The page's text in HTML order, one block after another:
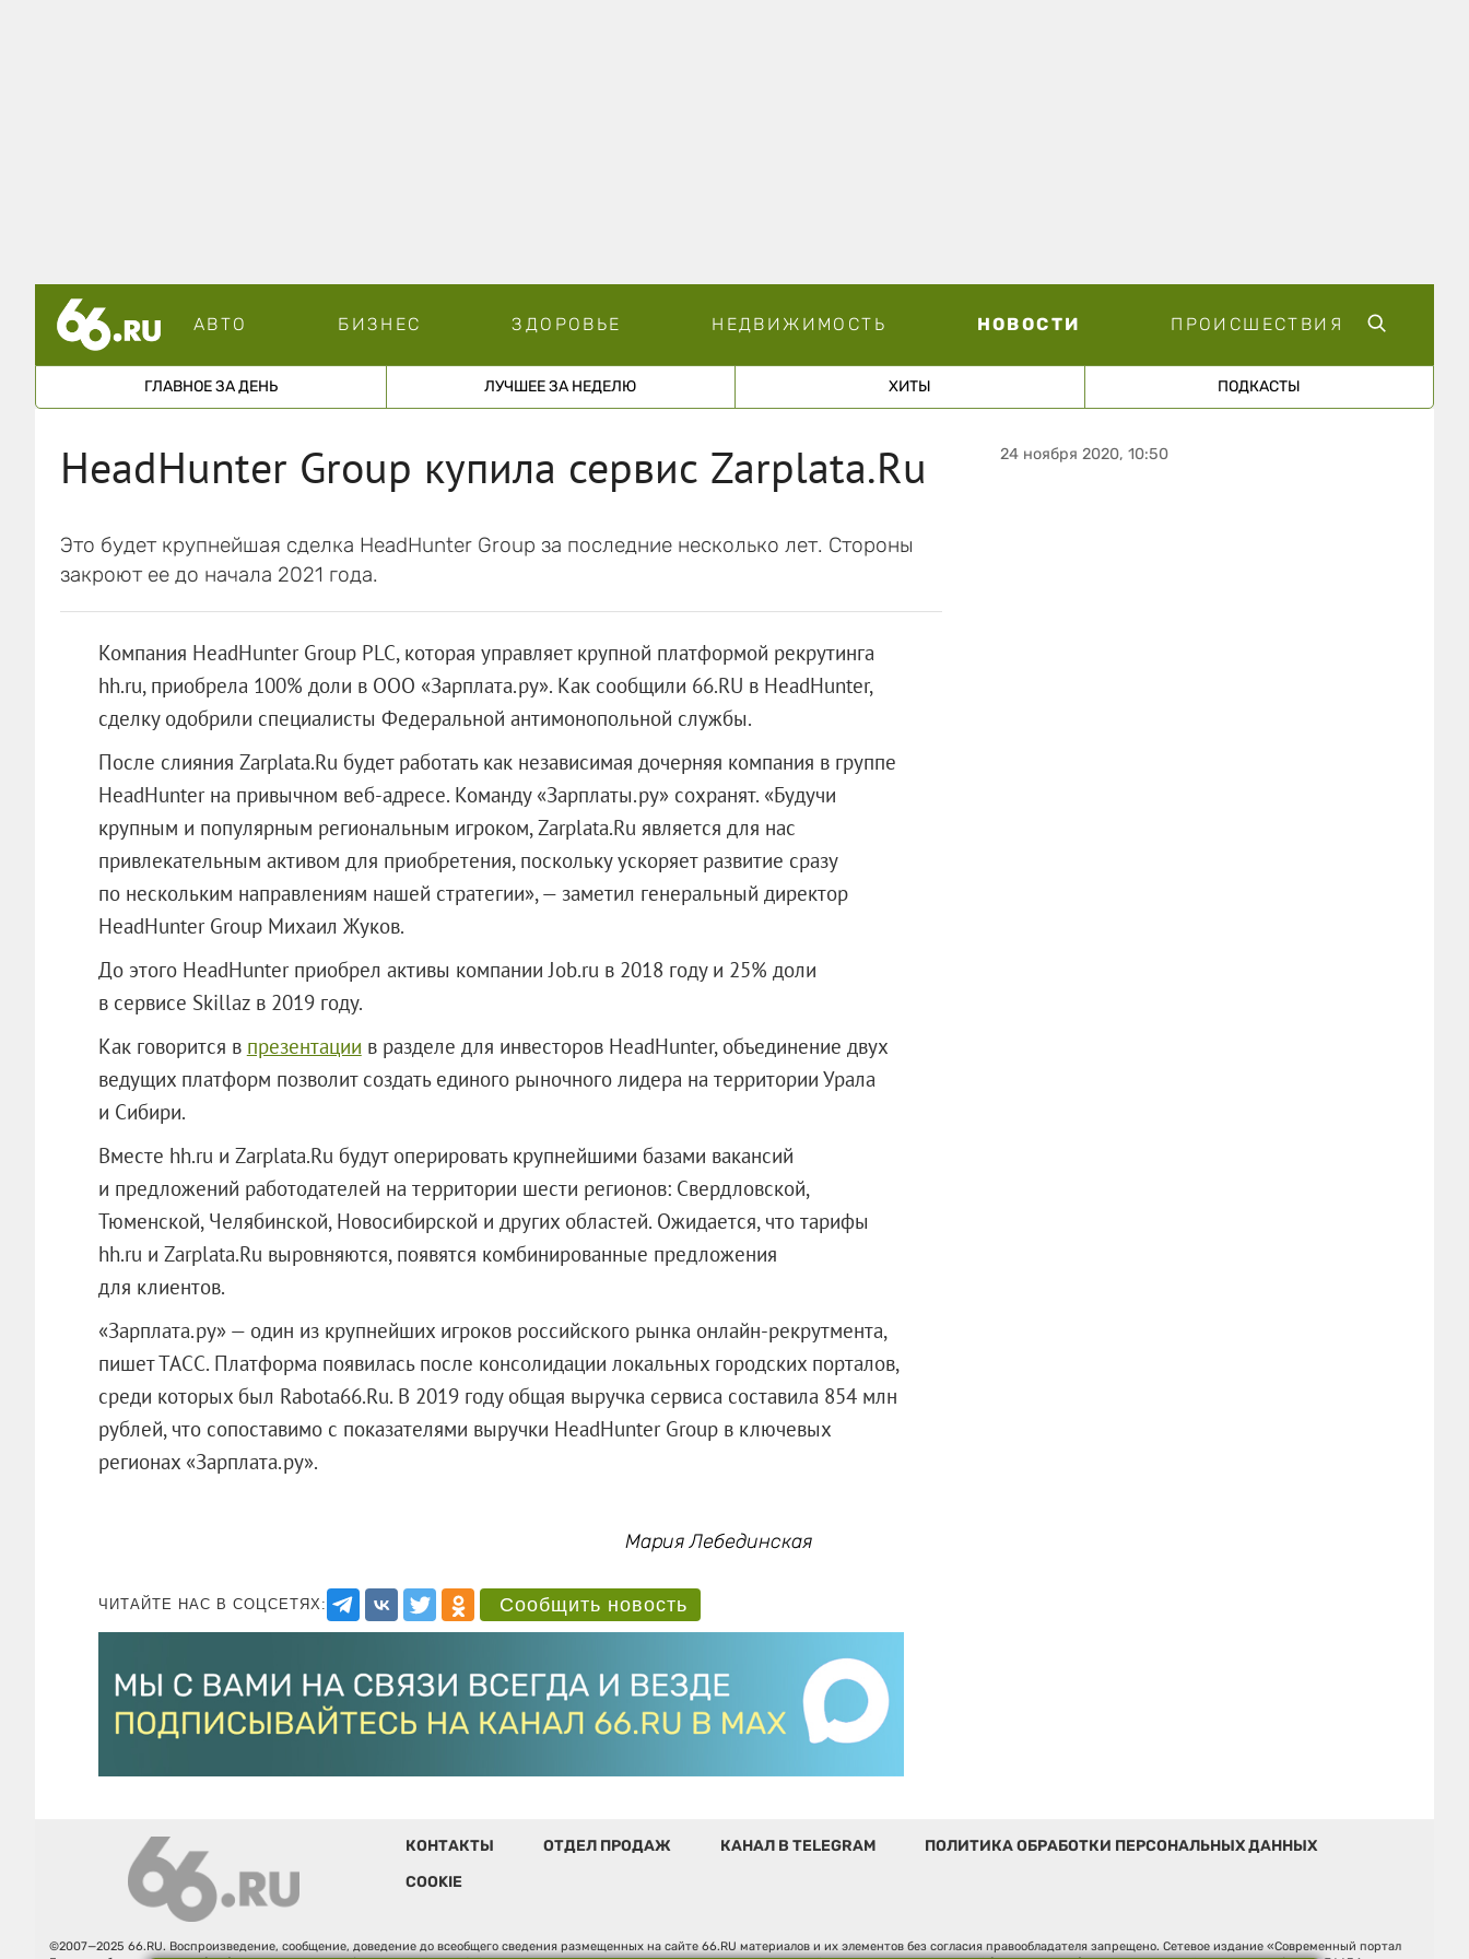
АВТО БИЗНЕС ЗДОРОВЬЕ НЕДВИЖИМОСТЬ НОВОСТИ ПРОИСШЕСТВИЯ
ГЛАВНОЕ ЗА ДЕНЬ ЛУЧШЕЕ ЗА НЕДЕЛЮ ХИТЫ ПОДКАСТЫ
HeadHunter Group купила сервис Zarplata.Ru
Это будет крупнейшая сделка HeadHunter Group за последние несколько лет. Стороны
закроют ее до начала 2021 года.
Компания HeadHunter Group PLC, которая управляет крупной платформой рекрутинга
hh.ru, приобрела 100% доли в ООО «Зарплата.ру». Как сообщили 66.RU в HeadHunter,
сделку одобрили специалисты Федеральной антимонопольной службы.
После слияния Zarplata.Ru будет работать как независимая дочерняя компания в группе
HeadHunter на привычном веб-адресе. Команду «Зарплаты.ру» сохранят. «Будучи
крупным и популярным региональным игроком, Zarplata.Ru является для нас
привлекательным активом для приобретения, поскольку ускоряет развитие сразу
по нескольким направлениям нашей стратегии», — заметил генеральный директор
HeadHunter Group Михаил Жуков.
До этого HeadHunter приобрел активы компании Job.ru в 2018 году и 25% доли
в сервисе Skillaz в 2019 году.
Как говорится в презентации в разделе для инвесторов HeadHunter, объединение двух
ведущих платформ позволит создать единого рыночного лидера на территории Урала
и Сибири.
Вместе hh.ru и Zarplata.Ru будут оперировать крупнейшими базами вакансий
и предложений работодателей на территории шести регионов: Свердловской,
Тюменской, Челябинской, Новосибирской и других областей. Ожидается, что тарифы
hh.ru и Zarplata.Ru выровняются, появятся комбинированные предложения
для клиентов.
«Зарплата.ру» — один из крупнейших игроков российского рынка онлайн-рекрутмента,
пишет ТАСС. Платформа появилась после консолидации локальных городских порталов,
среди которых был Rabota66.Ru. В 2019 году общая выручка сервиса составила 854 млн
рублей, что сопоставимо с показателями выручки HeadHunter Group в ключевых
регионах «Зарплата.ру».
Мария Лебединская
ЧИТАЙТЕ НАС В СОЦСЕТЯХ: Сообщить новость
24 ноября 2020, 10:50
КОНТАКТЫ ОТДЕЛ ПРОДАЖ КАНАЛ В TELEGRAM
ПОЛИТИКА ОБРАБОТКИ ПЕРСОНАЛЬНЫХ ДАННЫХ
COOKIE
©2007—2025 66.RU. Воспроизведение, сообщение, доведение до всеобщего сведения размещенных на сайте 66.RU материалов и их элементов без согласия правообладателя запрещено. Сетевое издание «Современный портал